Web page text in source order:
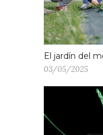
El jardín del
03/05/2025